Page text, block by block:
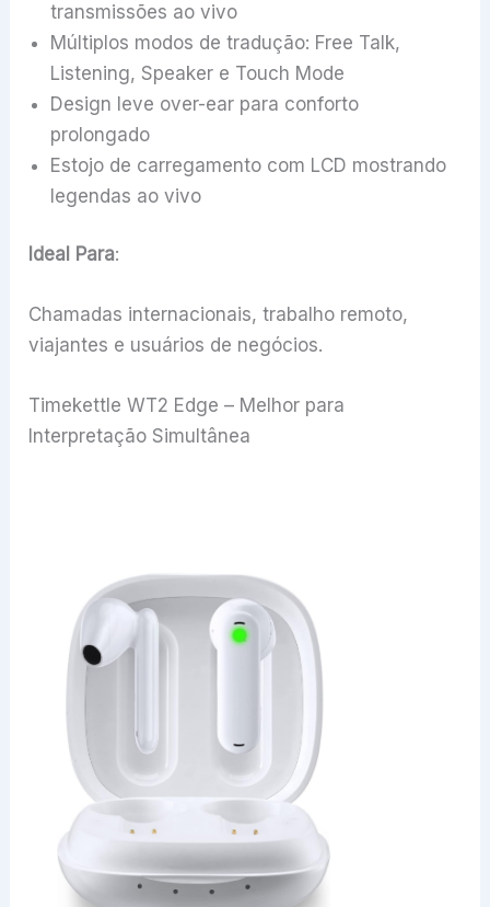
transmissões ao vivo
Múltiplos modos de tradução: Free Talk,
Listening, Speaker e Touch Mode
Design leve over-ear para conforto
prolongado
Estojo de carregamento com LCD mostrando
legendas ao vivo
Ideal Para:
Chamadas internacionais, trabalho remoto,
viajantes e usuários de negócios.
Timekettle WT2 Edge – Melhor para
Interpretação Simultânea